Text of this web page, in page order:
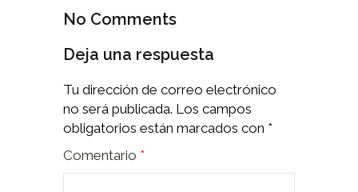
No Comments
Deja una respuesta
Tu dirección de correo electrónico
no será publicada. Los campos
obligatorios están marcados con *
Comentario *